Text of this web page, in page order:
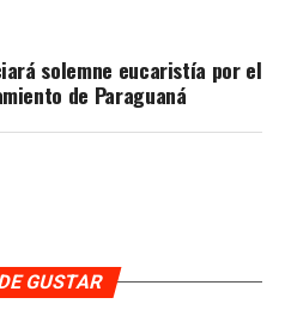
solemne eucaristía por el
de Paraguaná
GUSTAR